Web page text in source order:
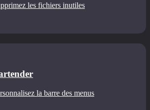
les fichiers inutiles
la barre des menus